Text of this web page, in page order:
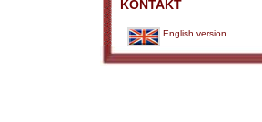
KONTAKT
English version